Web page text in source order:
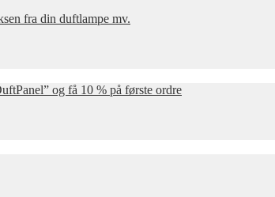
fra din duftlampe mv.
og få 10 % på første ordre